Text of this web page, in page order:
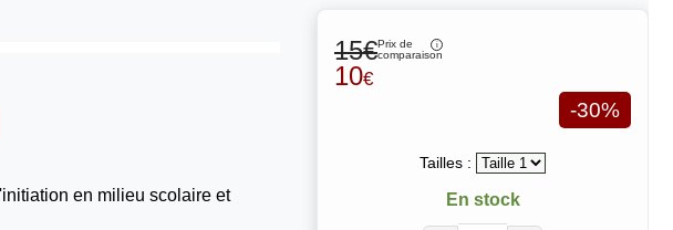
15€Prix de
comparaison
10€
-30%
Tailles :
En stock
en milieu scolaire et